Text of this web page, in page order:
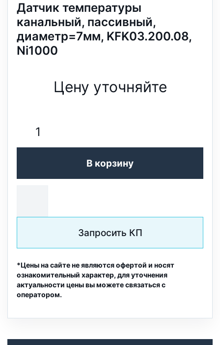
Датчик температуры
канальный, пассивный,
диаметр=7мм, KFK03.200.08,
Ni1000
Цену уточняйте
В корзину
Запросить КП
*Цены на сайте не являются офертой и носят
ознакомительный характер, для уточнения
актуальности цены вы можете связаться с
оператором.